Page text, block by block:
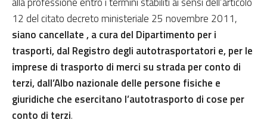
12 del citato decreto ministeriale 25 novembre 2011,
siano cancellate , a cura del Dipartimento per i
trasporti, dal Registro degli autotrasportatori e, per le
imprese di trasporto di merci su strada per conto di
terzi, dall’Albo nazionale delle persone fisiche e
giuridiche che esercitano l’autotrasporto di cose per
conto di terzi.